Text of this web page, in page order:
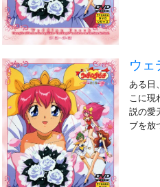
ウェ
ある日
こに現
説の愛
ブを放